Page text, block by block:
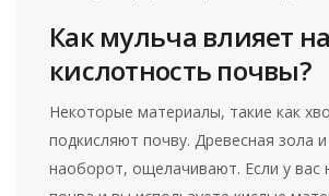
Как мульча влияет на
кислотность почвы?
Некоторые материалы, такие как
подкисляют почву. Древесная зола и
наоборот, ощелачивают. Если у вас